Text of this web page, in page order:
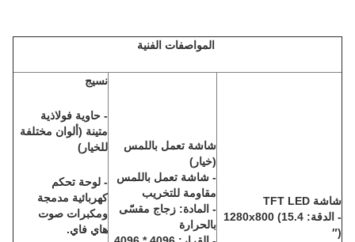
المواصفات الفنية
شاشة TFT LED
- الدقة: 1280x800 (15.4
″)
شاشة تعمل باللمس
(خيار)
- شاشة تعمل باللمس
مقاومة للتخريب
- المادة: زجاج مقسّى
بالحرارة
نسيج
- حاوية فولاذية
متينة (ألوان مختلفة
للخيار)
- لوحة تحكم
كهربائية مدمجة
ومكبرات صوت
هاي فاي.